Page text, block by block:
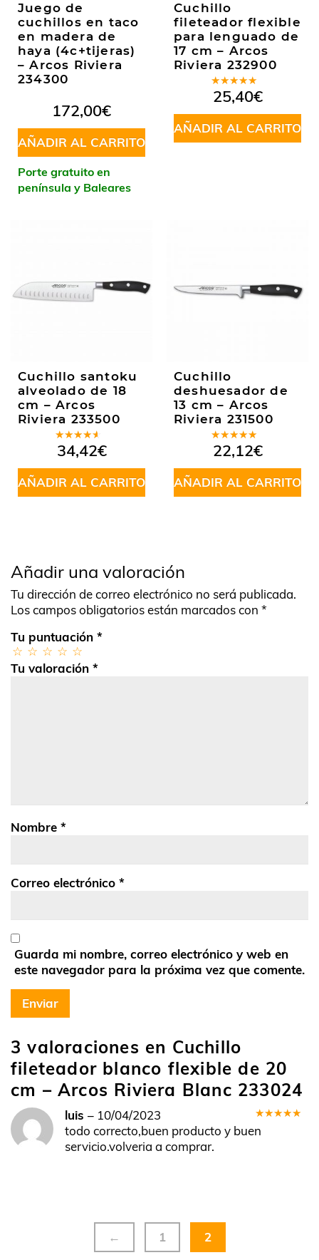
Juego de
cuchillos en taco
en madera de
haya (4c+tijeras)
– Arcos Riviera
234300
172,00€
AÑADIR AL CARRITO
Porte gratuito en
península y Baleares
Cuchillo
fileteador flexible
para lenguado de
17 cm – Arcos
Riviera 232900
Valorado
en5.00de
5
25,40€
AÑADIR AL CARRITO
Cuchillo santoku
alveolado de 18
cm – Arcos
Riviera 233500
Valorado
en4.00
de 5
34,42€
AÑADIR AL CARRITO
Cuchillo
deshuesador de
13 cm – Arcos
Riviera 231500
Valorado
en5.00de
5
22,12€
AÑADIR AL CARRITO
3 valoraciones en Cuchillo
fileteador blanco flexible de 20
cm – Arcos Riviera Blanc 233024
en
luis – 10/04/2023
todo correcto,buen producto y buen
servicio.volveria a comprar.
← 1 2
Añadir una valoración
Tu dirección de correo electrónico no será publicada.
Los campos obligatorios están marcados con *
Tu puntuación *
Tu valoración *
Nombre *
Correo electrónico *
Guarda mi nombre, correo electrónico y web en
este navegador para la próxima vez que comente.